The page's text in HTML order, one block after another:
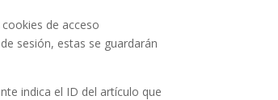
de acceso
sesión, estas se guardarán
indica el ID del artículo que